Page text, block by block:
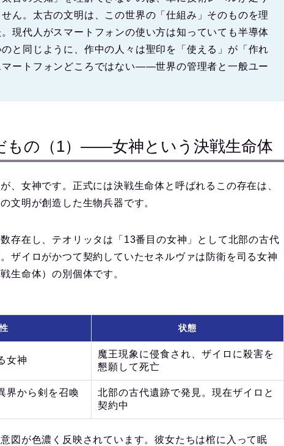
ん。太古の文明は、この世界の「仕組み」そのものを理
現代人がスマートフォンの使い方は知っていても半導体
と同じように、作中の人々は聖印を「使える」が「作れ
マートフォンどころではない――世界の管理者と一般ユー
もの（1）――女神という決戦生命体
、 女神です。正式には決戦生命体と呼ばれるこの存在は、
文明が創造した生物兵器です。
存在し、テオリッタは「13番目の女神」として北部の古代
ザイロがかつて契約していたセネルヴァは防衛を司る女神
生命体）の別個体です。
状態
女神
魔王現象に侵食され、ザイロに殺害を
懇願して死亡
界から剣を召喚
北部の古代遺跡で発見。現在ザイロと
契約中
図が色濃く反映されています。彼女たちは棺に入って眠